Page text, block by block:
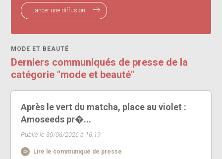
Lancer une diffusion
MODE ET BEAUTÉ
Derniers communiqués de presse de la
catégorie "mode et beauté"
Après le vert du matcha, place au violet :
Amoseeds pr�...
Publié le 30/06/2026 à 16:19
Lire le communiqué de presse